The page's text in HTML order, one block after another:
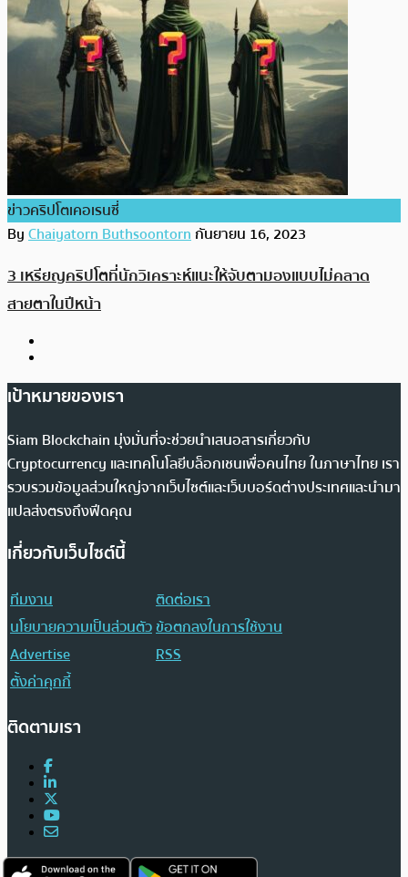
ข่าวคริปโตเคอเรนซี่
ByChaiyatorn Buthsoontornกันยายน 16, 2023
3 เหรียญคริปโตที่นักวิเคราะห์แนะให้จับตามองแบบไม่คลาด
สายตาในปีหน้า
เป้าหมายของเรา
Siam Blockchain มุ่งมั่นที่จะช่วยนำเสนอสารเกี่ยวกับ
Cryptocurrency และเทคโนโลยีบล็อกเชนเพื่อคนไทย ในภาษาไทย เรา
รวบรวมข้อมูลส่วนใหญ่จากเว็บไซต์และเว็บบอร์ดต่างประเทศและนำมา
แปลส่งตรงถึงฟีดคุณ
เกี่ยวกับเว็บไซต์นี้
ทีมงาน
ติดต่อเรา
นโยบายความเป็นส่วนตัวข้อตกลงในการใช้งาน
Advertise
RSS
ตั้งค่าคุกกี้
ติดตามเรา